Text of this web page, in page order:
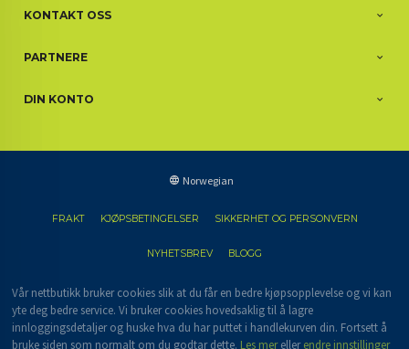
KONTAKT OSS
PARTNERE
DIN KONTO
Norwegian
FRAKT KJØPSBETINGELSER SIKKERHET OG PERSONVERN
NYHETSBREV BLOGG
Vår nettbutikk bruker cookies slik at du får en bedre kjøpsopplevelse og vi kan
yte deg bedre service. Vi bruker cookies hovedsaklig til å lagre
innloggingsdetaljer og huske hva du har puttet i handlekurven din. Fortsett å
bruke siden som normalt om du godtar dette. Les merellerendre innstillinger